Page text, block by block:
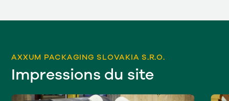
AXXUM PACKAGING SLOVAKIA S.R.O.
Impressions du site